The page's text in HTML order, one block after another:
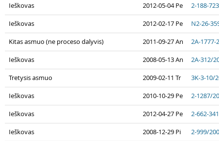
Ieškovas 2012-05-04 Pe 2-188-
Ieškovas 2012-02-17 Pe N2-26-
Kitas asmuo (ne proceso dalyvis) 2011-09-27 An 2A-1777-
Ieškovas 2008-05-13 An 2A-312/
Tretysis asmuo 2009-02-11 Tr 3K-3-10/
Ieškovas 2010-10-29 Pe 2-1287/
Ieškovas 2012-04-27 Pe 2-662-
Ieškovas 2008-12-29 Pi 2-999/